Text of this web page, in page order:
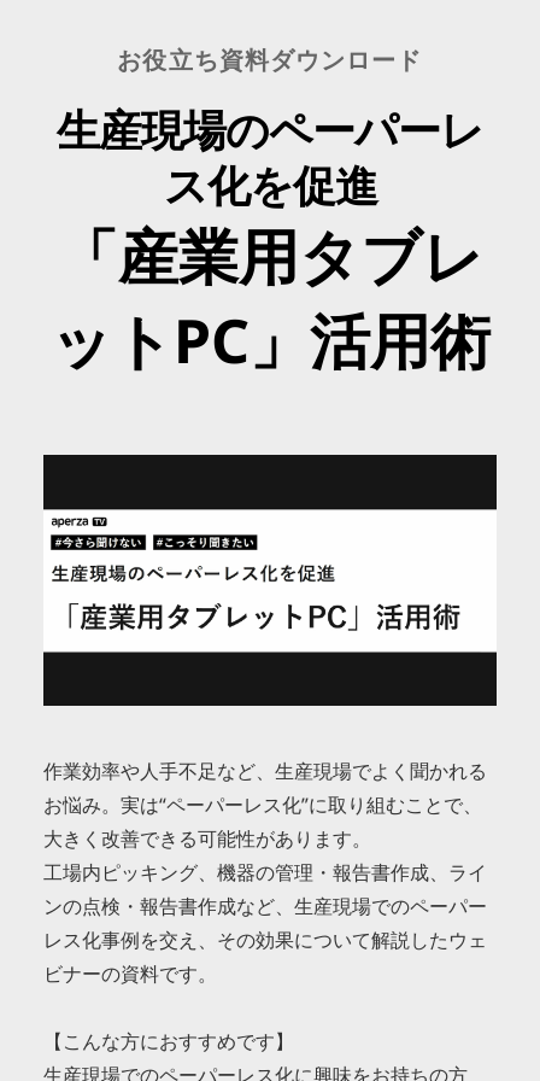
お役立ち資料ダウンロード
生産現場のペーパーレ
ス化を促進
「産業用タブレ
ットPC」活用術
作業効率や人手不足など、生産現場でよく聞かれる
お悩み。実は“ペーパーレス化”に取り組むことで、
大きく改善できる可能性があります。
工場内ピッキング、機器の管理・報告書作成、ライ
ンの点検・報告書作成など、生産現場でのペーパー
レス化事例を交え、その効果について解説したウェ
ビナーの資料です。
【こんな方におすすめです】
生産現場でのペーパーレス化に興味をお持ちの方